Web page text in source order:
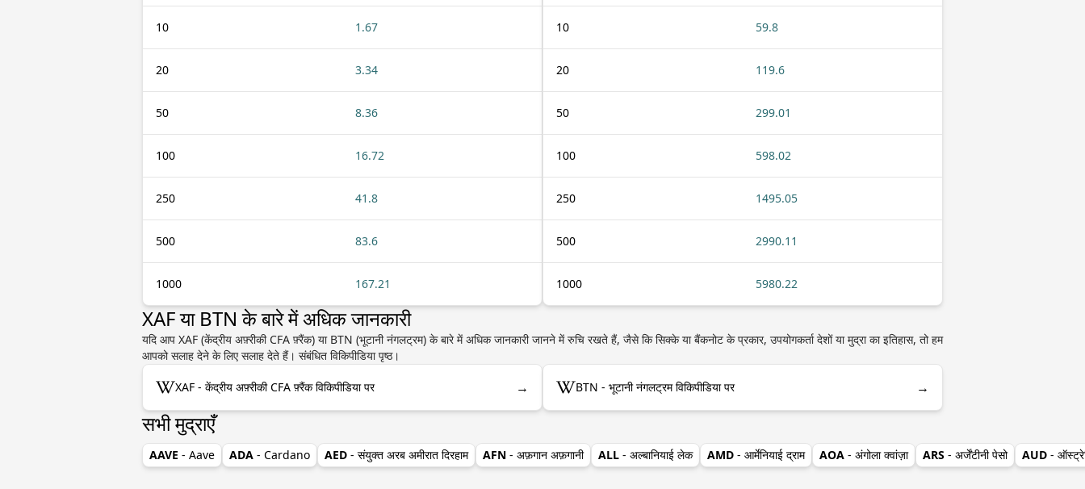
10 1.67
20 3.34
50 8.36
100 16.72
250 41.8
500 83.6
1000 167.21
10 59.8
20 119.6
50 299.01
100 598.02
250 1495.05
500 2990.11
1000 5980.22
XAF या BTN के बारे में अधिक जानकारी
यदि आप XAF (केंद्रीय अफ़्रीकी CFA फ़्रैंक) या BTN (भूटानी नंगलट्रम) के बारे में अधिक जानकारी जानने में रुचि रखते हैं, जैसे कि सिक्के या बैंकनोट के प्रकार, उपयोगकर्ता देशों या मुद्रा का इतिहास, तो हम
आपको सलाह देने के लिए सलाह देते हैं। संबंधित विकिपीडिया पृष्ठ।
XAF - केंद्रीय अफ़्रीकी CFA फ़्रैंक विकिपीडिया पर → BTN - भूटानी नंगलट्रम विकिपीडिया पर →
सभी मुद्राएँ
AAVE - Aave ADA - Cardano AED - संयुक्त अरब अमीरात दिरहाम AFN - अफ़गान अफ़गानी ALL - अल्बानियाई लेक AMD - आर्मेनियाई द्राम AOA - अंगोला क्वांज़ा ARS - अर्जेंटीनी पेसो AUD -